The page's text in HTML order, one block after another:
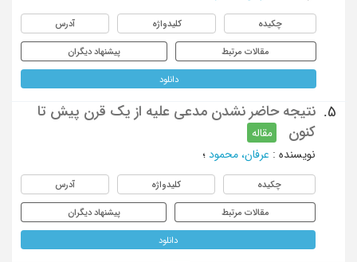
چکیده کلیدواژه آدرس
مقالات مرتبط پیشنهاد دیگران
دانلود
5.
نتیجه حاضر نشدن مدعی علیه از یک قرن پیش تا
کنون
مقاله
نویسنده : عرفان، محمود ؛
چکیده کلیدواژه آدرس
مقالات مرتبط پیشنهاد دیگران
دانلود